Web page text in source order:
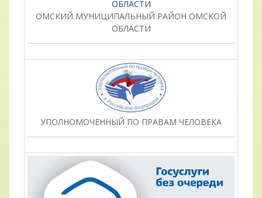
ОМСКИЙ МУНИЦИПАЛЬНЫЙ РАЙОН ОМСКОЙ
ОБЛАСТИ
УПОЛНОМОЧЕННЫЙ ПО ПРАВАМ ЧЕЛОВЕКА